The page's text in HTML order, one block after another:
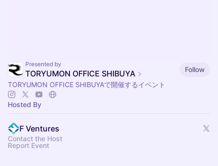
Presented by
TORYUMON OFFICE SHIBUYA
Follow
TORYUMON OFFICE SHIBUYAで開催するイベント
Hosted By
F Ventures
Contact the Host
Report Event